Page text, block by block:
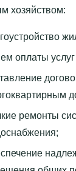
хозяйством:
оплаты
ремонты